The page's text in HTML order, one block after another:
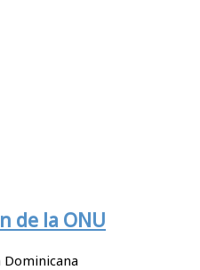
de la ONU
Dominicana